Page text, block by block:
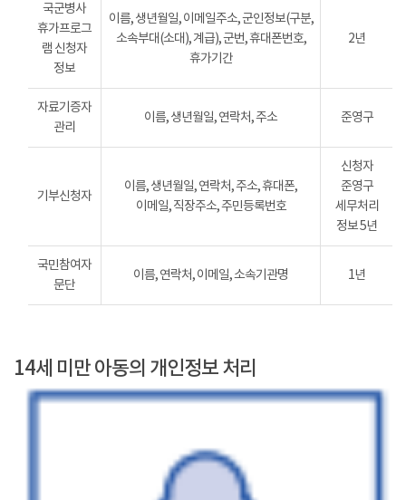
국군병사
휴가프로그
램 신청자
정보
이름, 생년월일, 이메일주소, 군인정보(구분,
소속부대(소대), 계급), 군번, 휴대폰번호,
휴가기간
2년
자료기증자
관리
이름, 생년월일, 연락처, 주소 준영구
기부신청자
이름, 생년월일, 연락처, 주소, 휴대폰,
이메일, 직장주소, 주민등록번호
신청자
준영구
세무처리
정보 5년
국민참여자
문단
이름, 연락처, 이메일, 소속기관명 1년
14세 미만 아동의 개인정보 처리